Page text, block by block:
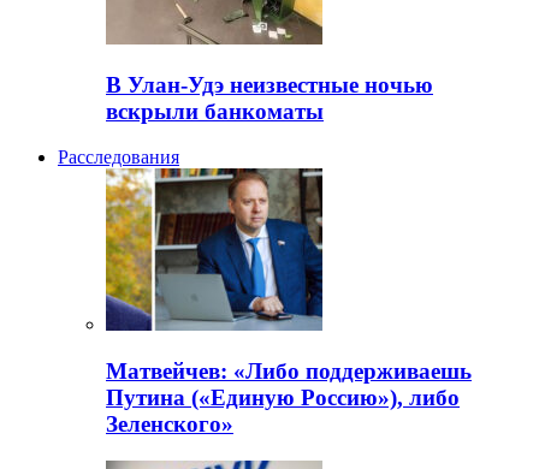
В Улан-Удэ неизвестные ночью
вскрыли банкоматы
Расследования
Матвейчев: «Либо поддерживаешь
Путина («Единую Россию»), либо
Зеленского»